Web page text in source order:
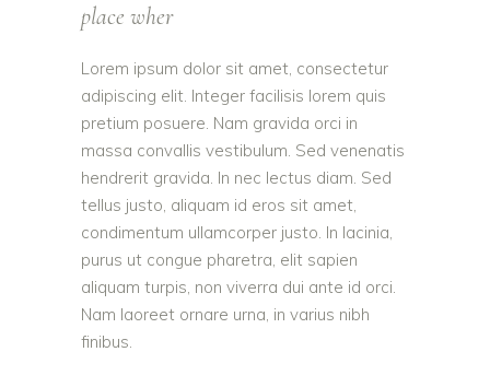
place wher
Lorem ipsum dolor sit amet, consectetur
adipiscing elit. Integer facilisis lorem quis
pretium posuere. Nam gravida orci in
massa convallis vestibulum. Sed venenatis
hendrerit gravida. In nec lectus diam. Sed
tellus justo, aliquam id eros sit amet,
condimentum ullamcorper justo. In lacinia,
purus ut congue pharetra, elit sapien
aliquam turpis, non viverra dui ante id orci.
Nam laoreet ornare urna, in varius nibh
finibus.